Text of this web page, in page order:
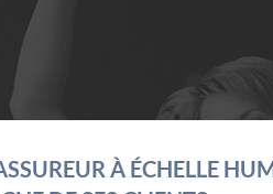
À ÉCHELLE